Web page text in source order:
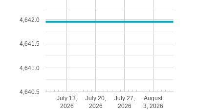
July 13,
2026
July 20,
2026
July 27,
2026
August
3, 2026
4,640.5
4,641.0
4,641.5
4,642.0